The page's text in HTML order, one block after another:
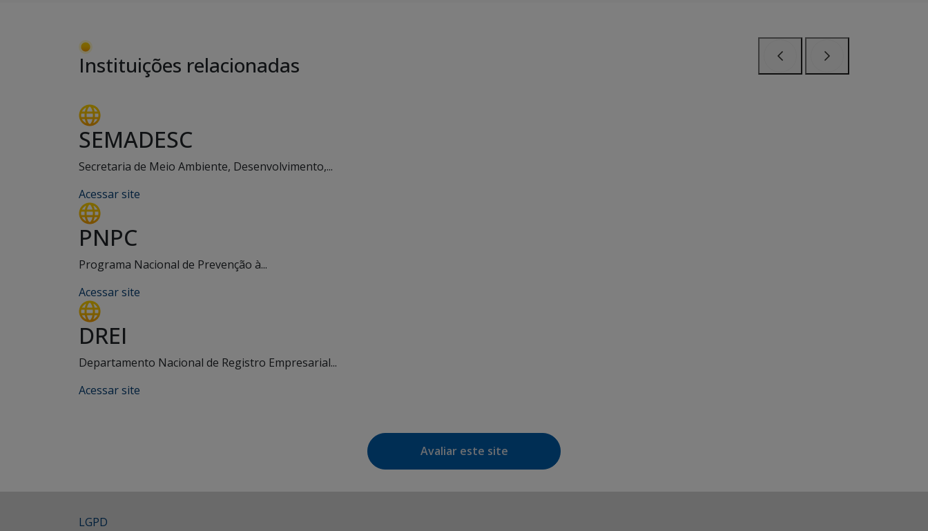
Instituições relacionadas
SEMADESC
Secretaria de Meio Ambiente, Desenvolvimento,...
Acessar site
PNPC
Programa Nacional de Prevenção à...
Acessar site
DREI
Departamento Nacional de Registro Empresarial...
Acessar site
Avaliar este site
LGPD